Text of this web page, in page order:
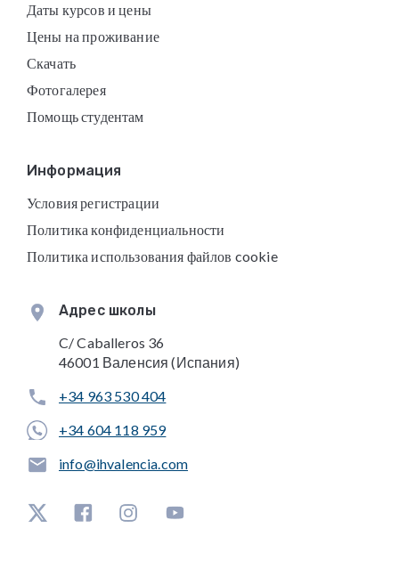
Даты курсов и цены
Цены на проживание
Скачать
Фотогалерея
Помощь студентам
Информация
Условия регистрации
Политика конфиденциальности
Политика использования файлов cookie
Адрес школы
C/ Caballeros 36
46001 Валенсия (Испания)
+34 963 530 404
+34 604 118 959
info@ihvalencia.com